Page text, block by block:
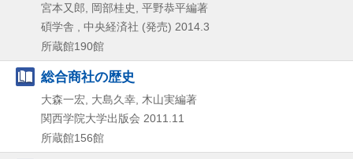
宮本又郎, 岡部桂史, 平野恭平編著
碩学舎 , 中央経済社 (発売) 2014.3
所蔵館190館
総合商社の歴史
大森一宏, 大島久幸, 木山実編著
関西学院大学出版会 2011.11
所蔵館156館